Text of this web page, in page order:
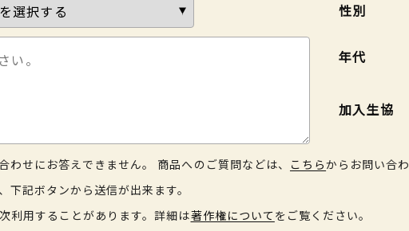
性別
年代
加入生協
せにお答えできません。 商品へのご質問などは、 こちらからお問い合
記ボタンから送信が出来ます。
利用することがあります。詳細は著作権について をご覧ください。